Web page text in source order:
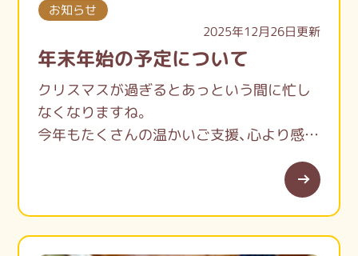
お知らせ
2025年12月26日更新
年末年始の予定について
クリスマスが過ぎるとあっという間に忙し
なくなりますね。
今年もたくさんの温かいご支援、心より感謝
12月27日（土）～1月4日（日）までお休みとな